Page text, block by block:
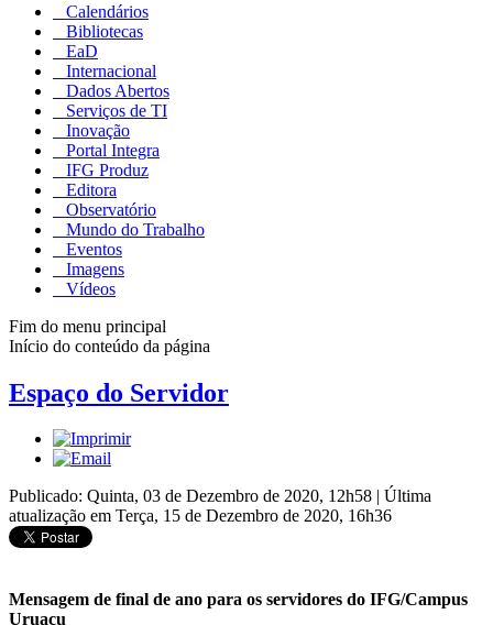
Calendários
Bibliotecas
EaD
Internacional
Dados Abertos
Serviços de TI
Inovação
Portal Integra
IFG Produz
Editora
Observatório
Mundo do Trabalho
Eventos
Imagens
Vídeos
Fim do menu principal
Início do conteúdo da página
Espaço do Servidor
Publicado: Quinta, 03 de Dezembro de 2020, 12h58 | Última
atualização em Terça, 15 de Dezembro de 2020, 16h36
Mensagem de final de ano para os servidores do IFG/Campus
Uruaçu